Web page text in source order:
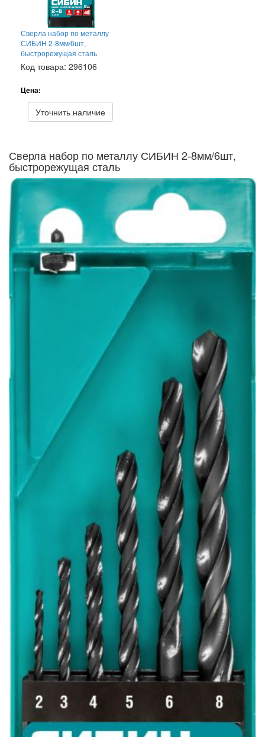
Сверла набор по металлу
СИБИН 2-8мм/6шт,
быстрорежущая сталь
Код товара: 296106
Цена:
Уточнить наличие
Сверла набор по металлу СИБИН 2-8мм/6шт,
быстрорежущая сталь